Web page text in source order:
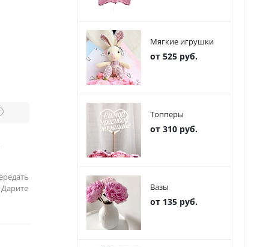
Мягкие игрушки
от 525 руб.
Топперы
от 310 руб.
Вазы
от 135 руб.